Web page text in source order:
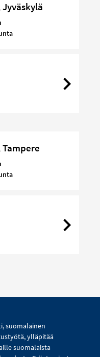
Jyväskylä
Tampere
suomalainen
ylläpitää
suomalaista